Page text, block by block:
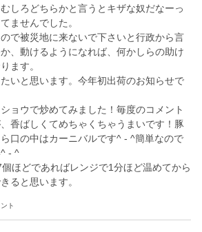
しろどちらかと言うとキザな奴だなーっ
ませんでした。
で被災地に来ないで下さいと行政から言
、動けるようになれば、何かしらの助け
ます。
いと思います。今年初出荷のお知らせで
ョウで炒めてみました！毎度のコメント
香ばしくてめちゃくちゃうまいです！豚
口の中はカーニバルです^ - ^簡単なので
- ^
ほどであればレンジで1分ほど温めてから
ると思います。
ト